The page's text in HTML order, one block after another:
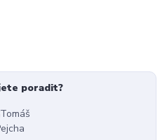
poradit?